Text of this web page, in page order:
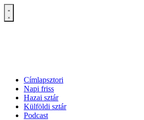
Címlapsztori
Napi friss
Hazai sztár
Külföldi sztár
Podcast